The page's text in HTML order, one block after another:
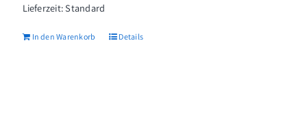
Lieferzeit:Standard
In den Warenkorb Details